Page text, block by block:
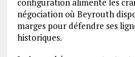
configuration alimente les
négociation où Beyrouth
marges pour défendre ses
historiques.